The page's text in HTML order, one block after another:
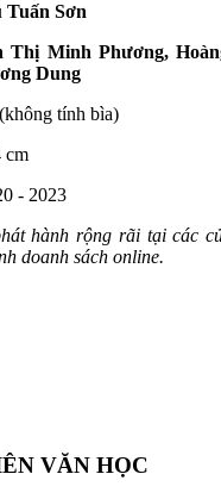
Sơn
Thị Minh Phương,
Dung
tính bìa)
cm
- 2023
hành rộng rãi tại các
doanh sách online.
VĂN HỌC